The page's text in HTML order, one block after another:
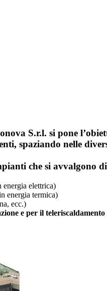
S.r.l. si pone
spaziando nelle
che si avvalgono
energia elettrica)
energia termica)
ecc.)
e per il teleriscaldamento